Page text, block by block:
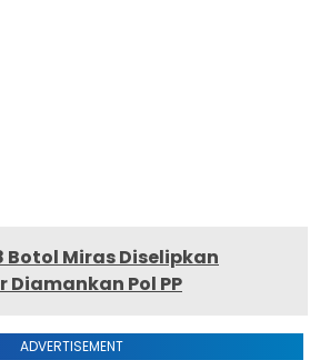
Botol Miras Diselipkan
Pol PP
ADVERTISEMENT